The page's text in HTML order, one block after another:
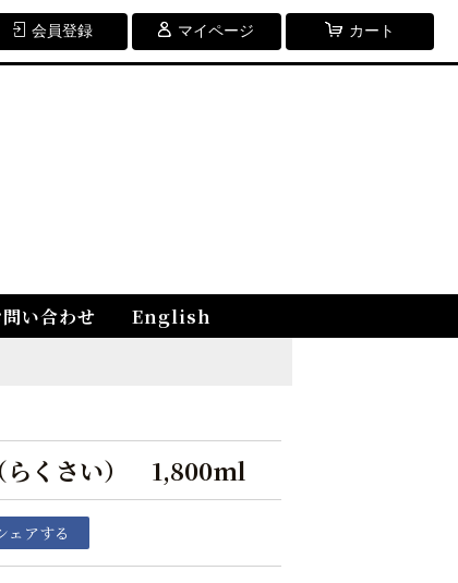
会員登録 マイページ カート
い合わせ English
くさい） 1,800ml
ェアする